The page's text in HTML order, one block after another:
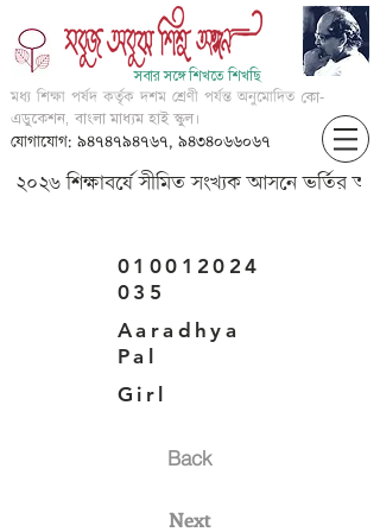
সবার সঙ্গে শিখতে শিখছি
মধ্য শিক্ষা পর্ষদ কর্তৃক দশম শ্রেণী পর্যন্ত অনুমোদিত কো-
এডুকেশন, বাংলা মাধ্যম হাই স্কুল।
যোগাযোগ: ৯৪৭৪৭৯৪৭৬৭, ৯৪৩৪০৬৬০৬৭
২০২৬ শিক্ষাবর্ষে সীমিত সংখ্যক আসনে ভর্তির
010012024
035
Aaradhya
Pal
Girl
Back
Next